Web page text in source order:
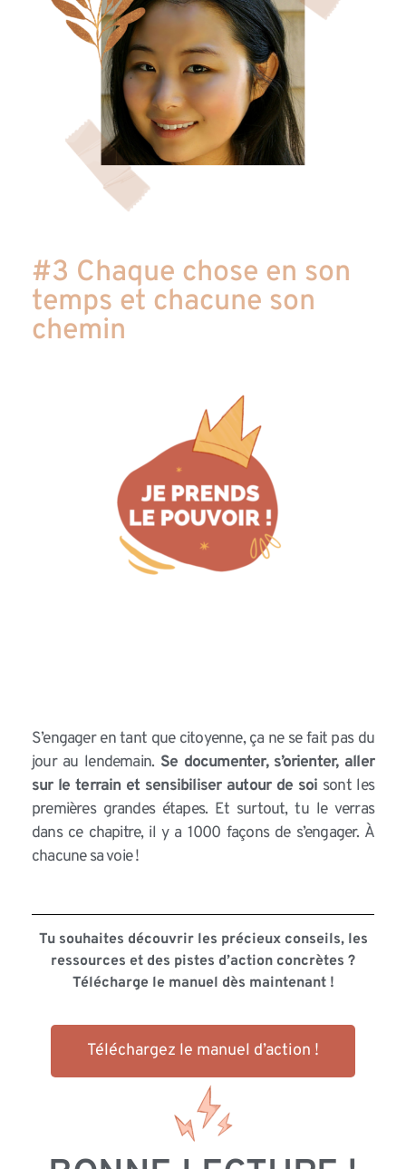
#3 Chaque chose en son
temps et chacune son
chemin
S’engager en tant que citoyenne, ça ne se fait pas du
jour au lendemain. Se documenter, s’orienter, aller
sur le terrain et sensibiliser autour de soi sont les
premières grandes étapes. Et surtout, tu le verras
dans ce chapitre, il y a 1000 façons de s’engager. À
chacune sa voie !
Tu souhaites découvrir les précieux conseils, les
ressources et des pistes d’action concrètes ?
Télécharge le manuel dès maintenant !
Téléchargez le manuel d’action !